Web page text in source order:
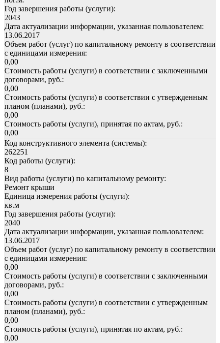
Год завершения работы (услуги):
2043
Дата актуализации информации, указанная пользователем:
13.06.2017
Объем работ (услуг) по капитальному ремонту в соответствии
с единицами измерения:
0,00
Стоимость работы (услуги) в соответствии с заключенными
договорами, руб.:
0,00
Стоимость работы (услуги) в соответствии с утвержденным
планом (планами), руб.:
0,00
Стоимость работы (услуги), принятая по актам, руб.:
0,00
Код конструктивного элемента (системы):
262251
Код работы (услуги):
8
Вид работы (услуги) по капитальному ремонту:
Ремонт крыши
Единица измерения работы (услуги):
кв.м
Год завершения работы (услуги):
2040
Дата актуализации информации, указанная пользователем:
13.06.2017
Объем работ (услуг) по капитальному ремонту в соответствии
с единицами измерения:
0,00
Стоимость работы (услуги) в соответствии с заключенными
договорами, руб.:
0,00
Стоимость работы (услуги) в соответствии с утвержденным
планом (планами), руб.:
0,00
Стоимость работы (услуги), принятая по актам, руб.:
0,00